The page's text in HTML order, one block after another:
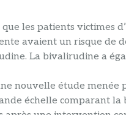
les patients victimes
avaient un risque de
La bivalirudine a
nouvelle étude menée
échelle comparant